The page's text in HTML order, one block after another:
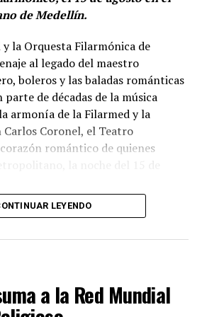
de Medellín.
la Orquesta Filarmónica de
al legado del maestro
boleros y las baladas románticas
de décadas de la música
armonía de la Filarmed y la
Coronel, el Teatro
romántico de quienes
tarde Vi Llover, Contigo Aprendí,
generaciones. Melodías que
de amor, despedidas y
reconocen desde sus primeros
LEYENDO
a la Red Mundial